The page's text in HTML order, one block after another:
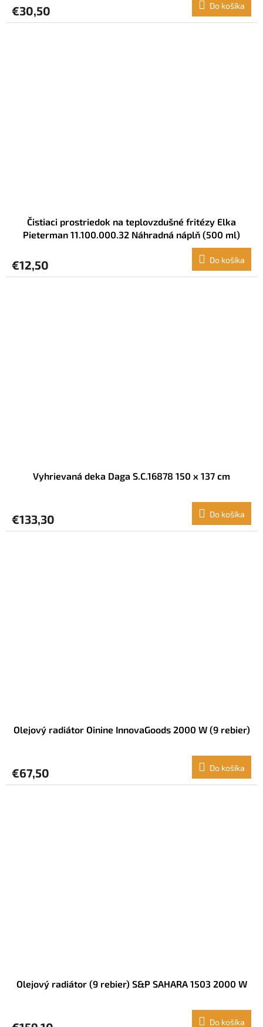
€30,50 Do košíka
Čistiaci prostriedok na teplovzdušné fritézy Elka
Pieterman 11.100.000.32 Náhradná náplň (500 ml)
€12,50 Do košíka
Vyhrievaná deka Daga S.C.16878 150 x 137 cm
€133,30 Do košíka
Olejový radiátor Oinine InnovaGoods 2000 W (9 rebier)
€67,50 Do košíka
Olejový radiátor (9 rebier) S&P SAHARA 1503 2000 W
Do košíka